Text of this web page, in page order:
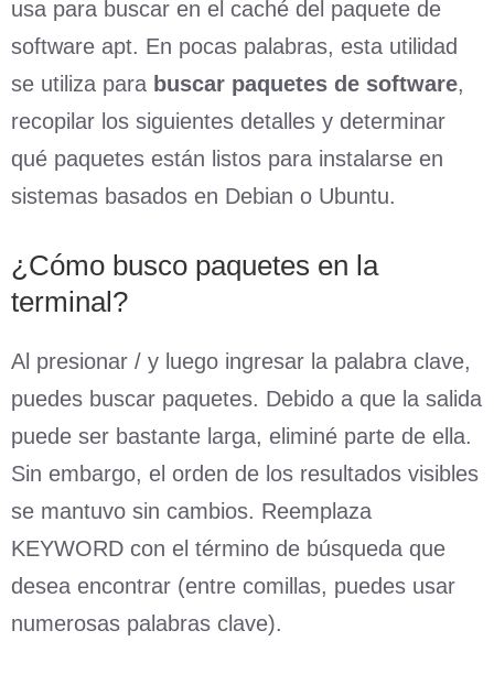
usa para buscar en el caché del paquete de
software apt. En pocas palabras, esta utilidad
se utiliza para buscar paquetes de software,
recopilar los siguientes detalles y determinar
qué paquetes están listos para instalarse en
sistemas basados en Debian o Ubuntu.
¿Cómo busco paquetes en la
terminal?
Al presionar / y luego ingresar la palabra clave,
puedes buscar paquetes. Debido a que la salida
puede ser bastante larga, eliminé parte de ella.
Sin embargo, el orden de los resultados visibles
se mantuvo sin cambios. Reemplaza
KEYWORD con el término de búsqueda que
desea encontrar (entre comillas, puedes usar
numerosas palabras clave).